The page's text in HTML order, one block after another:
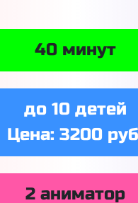
40 минут
до 10 детей
Цена: 3200
2 аниматор